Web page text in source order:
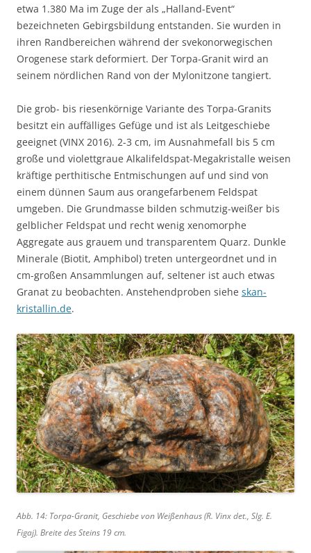
etwa 1.380 Ma im Zuge der als „Halland-Event“
bezeichneten Gebirgsbildung entstanden. Sie wurden in
ihren Randbereichen während der svekonorwegischen
Orogenese stark deformiert. Der Torpa-Granit wird an
seinem nördlichen Rand von der Mylonitzone tangiert.
Die grob- bis riesenkörnige Variante des Torpa-Granits
besitzt ein auffälliges Gefüge und ist als Leitgeschiebe
geeignet (VINX 2016). 2-3 cm, im Ausnahmefall bis 5 cm
große und violettgraue Alkalifeldspat-Megakristalle weisen
kräftige perthitische Entmischungen auf und sind von
einem dünnen Saum aus orangefarbenem Feldspat
umgeben. Die Grundmasse bilden schmutzig-weißer bis
gelblicher Feldspat und recht wenig xenomorphe
Aggregate aus grauem und transparentem Quarz. Dunkle
Minerale (Biotit, Amphibol) treten untergeordnet und in
cm-großen Ansammlungen auf, seltener ist auch etwas
Granat zu beobachten. Anstehendproben siehe skan-
kristallin.de.
Abb. 14: Torpa-Granit, Geschiebe von Weißenhaus (R. Vinx det., Slg. E.
Figaj). Breite des Steins 19 cm.